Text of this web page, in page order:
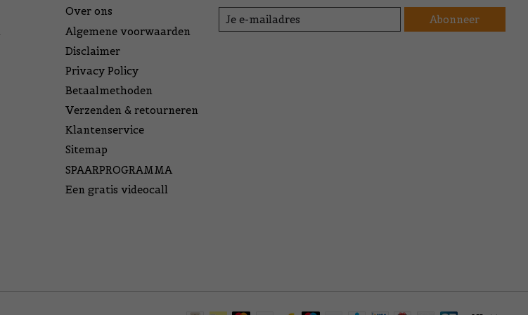
Over ons
Algemene voorwaarden
Disclaimer
Privacy Policy
Betaalmethoden
Verzenden & retourneren
Klantenservice
Sitemap
SPAARPROGRAMMA
Een gratis videocall
Abonneer